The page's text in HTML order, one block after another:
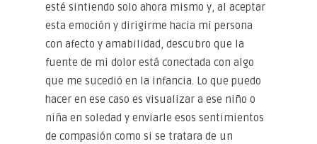
esté sintiendo solo ahora mismo y, al aceptar
esta emoción y dirigirme hacia mi persona
con afecto y amabilidad, descubro que la
fuente de mi dolor está conectada con algo
que me sucedió en la infancia. Lo que puedo
hacer en ese caso es visualizar a ese niño o
niña en soledad y enviarle esos sentimientos
de compasión como si se tratara de un